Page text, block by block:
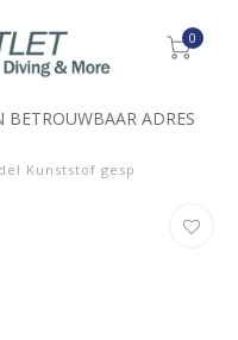
0
ADRES
Kunststof gesp